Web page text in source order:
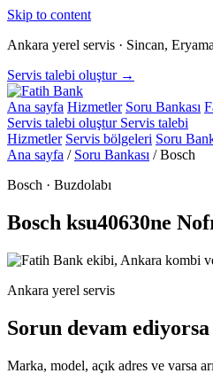
Skip to content
Ankara yerel servis · Sincan,
Servis talebi oluştur →
Ana sayfa Hizmetler Soru Bankası
Servis talebi oluştur Servis talebi
Hizmetler Servis bölgeleri Soru
Ana sayfa / Soru Bankası / Bosch
Bosch · Buzdolabı
Bosch ksu40630ne
Ankara yerel servis
Sorun devam
Marka, model, açık adres ve varsa